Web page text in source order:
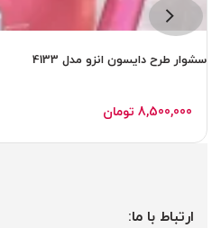
سشوار طرح دایسون انزو مدل 4133
8,500,000 تومان
ارتباط با ما: